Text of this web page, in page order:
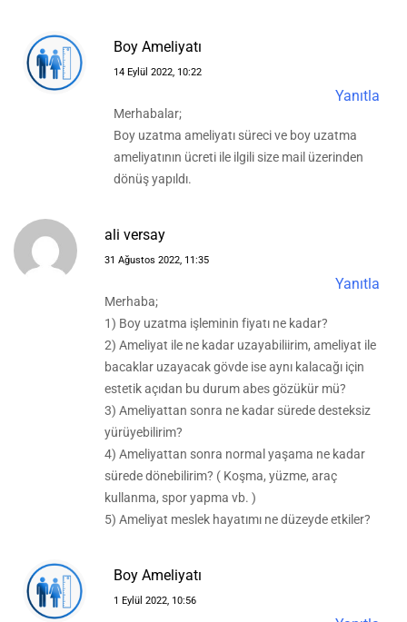
Boy Ameliyatı
14 Eylül 2022, 10:22
Yanıtla
Merhabalar;
Boy uzatma ameliyatı süreci ve boy uzatma
ameliyatının ücreti ile ilgili size mail üzerinden
dönüş yapıldı.
ali versay
31 Ağustos 2022, 11:35
Yanıtla
Merhaba;
1) Boy uzatma işleminin fiyatı ne kadar?
2) Ameliyat ile ne kadar uzayabiliirim, ameliyat ile
bacaklar uzayacak gövde ise aynı kalacağı için
estetik açıdan bu durum abes gözükür mü?
3) Ameliyattan sonra ne kadar sürede desteksiz
yürüyebilirim?
4) Ameliyattan sonra normal yaşama ne kadar
sürede dönebilirim? ( Koşma, yüzme, araç
kullanma, spor yapma vb. )
5) Ameliyat meslek hayatımı ne düzeyde etkiler?
Boy Ameliyatı
1 Eylül 2022, 10:56